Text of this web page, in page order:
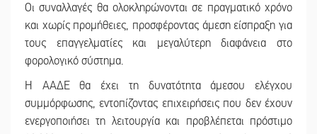
Οι συναλλαγές θα ολοκληρώνονται σε πραγματικό χρόνο
και χωρίς προμήθειες, προσφέροντας άμεση είσπραξη για
τους επαγγελματίες και μεγαλύτερη διαφάνεια στο
φορολογικό σύστημα.
Η ΑΑΔΕ θα έχει τη δυνατότητα άμεσου ελέγχου
συμμόρφωσης, εντοπίζοντας επιχειρήσεις που δεν έχουν
ενεργοποιήσει τη λειτουργία και προβλέπεται πρόστιμο